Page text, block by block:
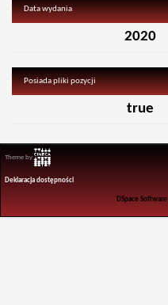
Data wydania
2020
Posiada pliki pozycji
true
Theme by
Deklaracja dostępności
DSpace Software